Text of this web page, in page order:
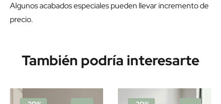
Algunos acabados especiales pueden llevar incremento de
precio.
También podría interesarte